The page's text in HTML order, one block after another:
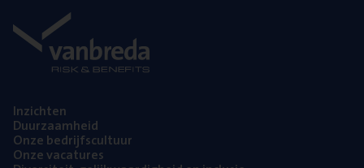
Inzich­ten
Duur­zaam­heid
Onze bedrijfs­cul­tuur
Onze vaca­tu­res